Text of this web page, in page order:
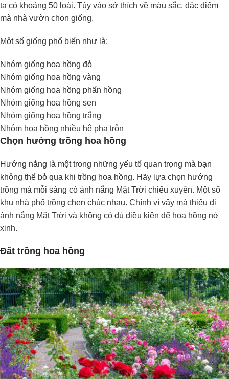
ta có khoảng 50 loài. Tùy vào sở thích về màu sắc, đặc điểm
mà nhà vườn chọn giống.
Một số giống phổ biến như là:
Nhóm giống hoa hồng đỏ
Nhóm giống hoa hồng vàng
Nhóm giống hoa hồng phấn hồng
Nhóm giống hoa hồng sen
Nhóm giống hoa hồng trắng
Nhóm hoa hồng nhiều hệ pha trộn
Chọn hướng trồng hoa hồng
Hướng nắng là một trong những yếu tố quan trọng mà bạn
không thể bỏ qua khi trồng hoa hồng. Hãy lựa chọn hướng
trồng mà mỗi sáng có ánh nắng Mặt Trời chiếu xuyên. Một số
khu nhà phố trồng chen chúc nhau. Chính vì vậy mà thiếu đi
ánh nắng Mặt Trời và không có đủ điều kiện để hoa hồng nở
xinh.
Đất trồng hoa hồng